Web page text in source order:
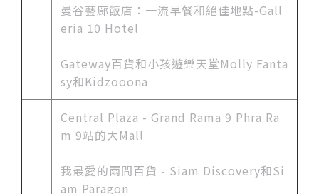
曼谷藝廊飯店：一流早餐和絕佳地點-Gall
eria 10 Hotel
Gateway百貨和小孩遊樂天堂Molly Fanta
sy和Kidzooona
Central Plaza - Grand Rama 9 Phra Ra
m 9站的大Mall
我最愛的兩間百貨 - Siam Discovery和Si
am Paragon